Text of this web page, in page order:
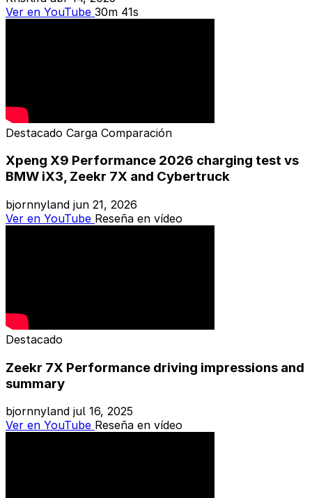
Ver en YouTube 30m 41s
Destacado Carga Comparación
Xpeng X9 Performance 2026 charging test vs
BMW iX3, Zeekr 7X and Cybertruck
bjornnyland jun 21, 2026
Ver en YouTube Reseña en vídeo
Destacado
Zeekr 7X Performance driving impressions and
summary
bjornnyland jul 16, 2025
Ver en YouTube Reseña en vídeo